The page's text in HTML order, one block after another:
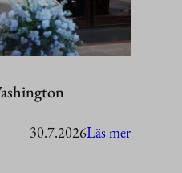
30.7.2026Läs mer: